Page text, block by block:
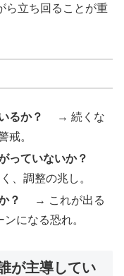
ら立ち回ることが重
るか？
→ 続くな
戒。
っていないか？
、調整の兆し。
？
→ これが出る
になる恐れ。
が主導してい